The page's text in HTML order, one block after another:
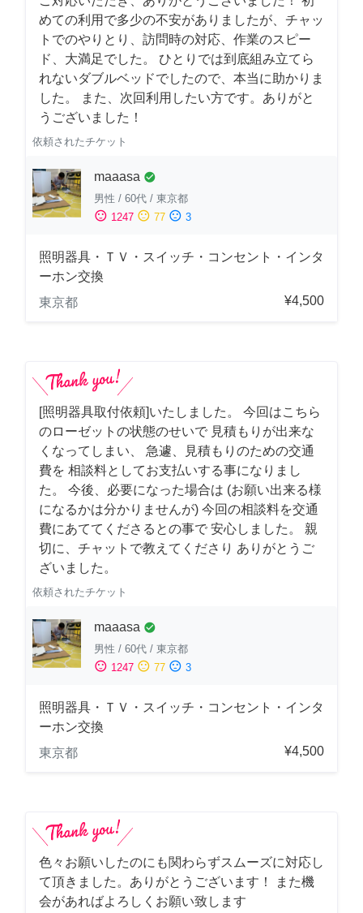
めての利用で多少の不安がありましたが、チャッ
トでのやりとり、訪問時の対応、作業のスピー
ド、大満足でした。 ひとりでは到底組み立てら
れないダブルベッドでしたので、本当に助かりま
した。 また、次回利用したい方です。ありがと
うございました！
依頼されたチケット
maaasa check_circle
男性 / 60代 / 東京都
sentiment_satisfied 1247 sentiment_neutral 77 sentiment_dissatisfied 3
照明器具・ＴＶ・スイッチ・コンセント・インタ
ーホン交換
東京都
¥4,500
[照明器具取付依頼]いたしました。 今回はこちら
のローゼットの状態のせいで 見積もりが出来な
くなってしまい、 急遽、見積もりのための交通
費を 相談料としてお支払いする事になりまし
た。 今後、必要になった場合は (お願い出来る様
になるかは分かりませんが) 今回の相談料を交通
費にあててくださるとの事で 安心しました。 親
切に、チャットで教えてくださり ありがとうご
ざいました。
依頼されたチケット
maaasa check_circle
男性 / 60代 / 東京都
sentiment_satisfied 1247 sentiment_neutral 77 sentiment_dissatisfied 3
照明器具・ＴＶ・スイッチ・コンセント・インタ
ーホン交換
東京都
¥4,500
色々お願いしたのにも関わらずスムーズに対応し
て頂きました。ありがとうございます！ また機
会があればよろしくお願い致します